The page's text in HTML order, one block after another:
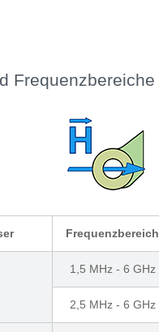
Frequenzbereiche
Frequenzbereich
1,5 MHz - 6 GHz
2,5 MHz - 6 GHz